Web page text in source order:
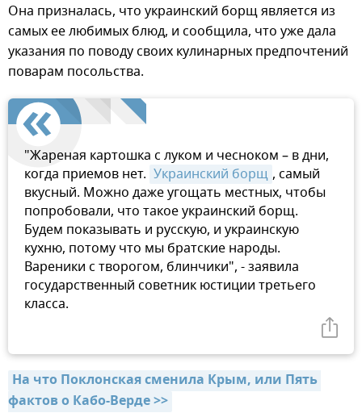
Она призналась, что украинский борщ является из
самых ее любимых блюд, и сообщила, что уже дала
указания по поводу своих кулинарных предпочтений
поварам посольства.
"Жареная картошка с луком и чесноком – в дни,
когда приемов нет. Украинский борщ , самый
вкусный. Можно даже угощать местных, чтобы
попробовали, что такое украинский борщ.
Будем показывать и русскую, и украинскую
кухню, потому что мы братские народы.
Вареники с творогом, блинчики", - заявила
государственный советник юстиции третьего
класса.
На что Поклонская сменила Крым, или Пять
фактов о Кабо-Верде >>